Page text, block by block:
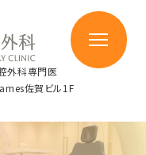
外科専門医
佐賀ビル1F